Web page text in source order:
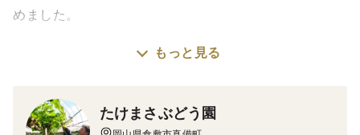
めました。
［産出地域］
もっと見る
たけまさぶどう園